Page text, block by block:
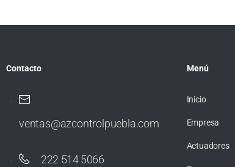
Contacto
ventas@azcontrolpuebla.com
222 514 5066
Menú
Inicio
Empresa
Actuadores